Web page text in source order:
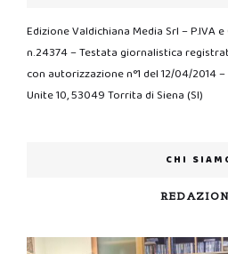
Edizione Valdichiana Media Srl – P.IVA e
n.24374 – Testata giornalistica
con autorizzazione n°1 del 12/04/2014
Unite 10, 53049 Torrita di Siena (SI)
CHI